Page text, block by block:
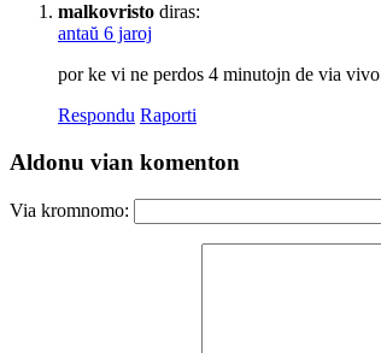
malkovristo diras:
antaŭ 6 jaroj
por ke vi ne perdos 4 minutojn de via
Respondu Raporti
Aldonu vian komenton
Via kromnomo: